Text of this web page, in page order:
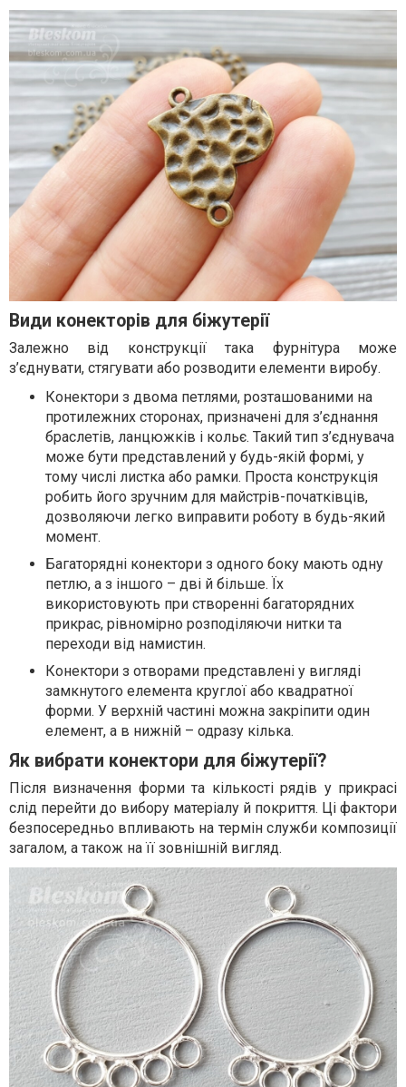
Види конекторів для біжутерії
Залежно від конструкції така фурнітура може
з’єднувати, стягувати або розводити елементи виробу.
Конектори з двома петлями, розташованими на
протилежних сторонах, призначені для з’єднання
браслетів, ланцюжків і кольє. Такий тип з’єднувача
може бути представлений у будь-якій формі, у
тому числі листка або рамки. Проста конструкція
робить його зручним для майстрів-початківців,
дозволяючи легко виправити роботу в будь-який
момент.
Багаторядні конектори з одного боку мають одну
петлю, а з іншого – дві й більше. Їх
використовують при створенні багаторядних
прикрас, рівномірно розподіляючи нитки та
переходи від намистин.
Конектори з отворами представлені у вигляді
замкнутого елемента круглої або квадратної
форми. У верхній частині можна закріпити один
елемент, а в нижній – одразу кілька.
Як вибрати конектори для біжутерії?
Після визначення форми та кількості рядів у прикрасі
слід перейти до вибору матеріалу й покриття. Ці фактори
безпосередньо впливають на термін служби композиції
загалом, а також на її зовнішній вигляд.